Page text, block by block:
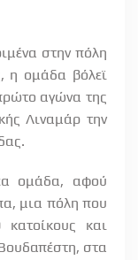
στην πόλη
η ομάδα βόλεϊ
αγώνα της
Λιναμάρ την
ομάδα, αφού
μια πόλη που
και
στα